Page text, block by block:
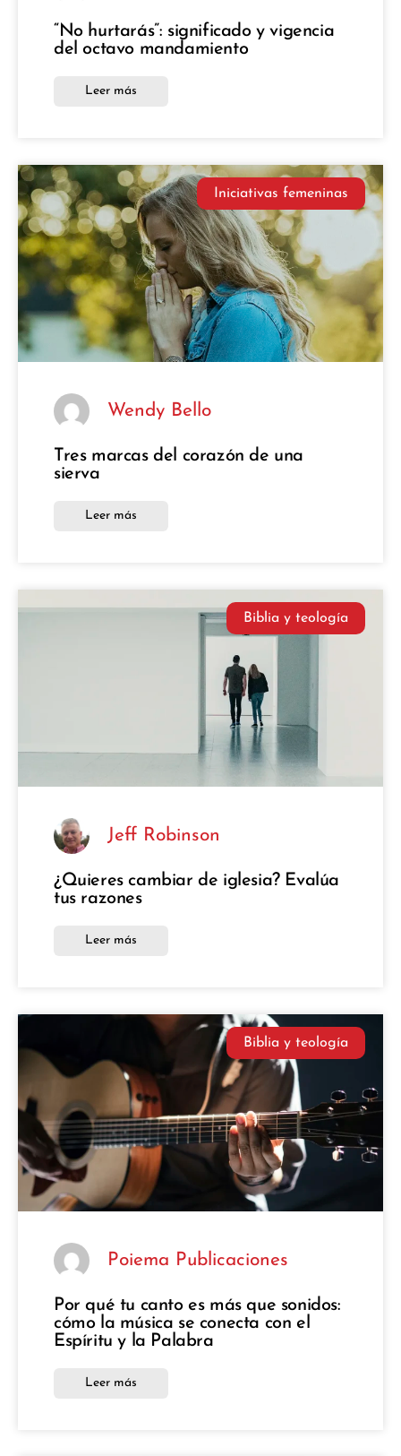
“No hurtarás”: significado y vigencia
del octavo mandamiento
Leer más
Iniciativas femeninas
Wendy Bello
Tres marcas del corazón de una
sierva
Leer más
Biblia y teología
Jeff Robinson
¿Quieres cambiar de iglesia? Evalúa
tus razones
Leer más
Biblia y teología
Poiema Publicaciones
Por qué tu canto es más que sonidos:
cómo la música se conecta con el
Espíritu y la Palabra
Leer más